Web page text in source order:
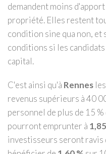
demandent moins
propriété. Elles restent
condition sine qua non,
conditions si les
capital.
C'est ainsi qu'à Rennes
revenus supérieurs à 40
personnel de plus de 15
pourront emprunter à
investisseurs seront